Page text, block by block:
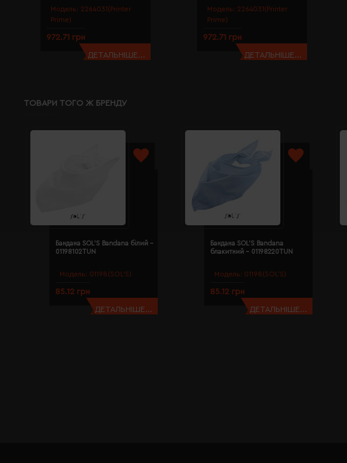
Модель: 2264031(Printer
Prime)
972.71 грн
ДЕТАЛЬНІШЕ...
Модель: 2264031(Printer
Prime)
972.71 грн
ДЕТАЛЬНІШЕ...
ТОВАРИ ТОГО Ж БРЕНДУ
Модель: 01198(SOL’S)
Бандана SOL'S Bandana білий -
01198102TUN
85.12 грн
ДЕТАЛЬНІШЕ...
Модель: 01198(SOL’S)
Бандана SOL'S Bandana
блакитний - 01198220TUN
85.12 грн
ДЕТАЛЬНІШЕ...